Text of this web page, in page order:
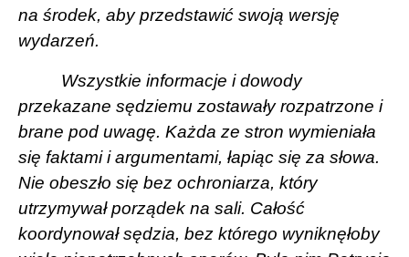
na środek, aby przedstawić swoją wersję
wydarzeń.
Wszystkie informacje i dowody
przekazane sędziemu zostawały rozpatrzone i
brane pod uwagę. Każda ze stron wymieniała
się faktami i argumentami, łapiąc się za słowa.
Nie obeszło się bez ochroniarza, który
utrzymywał porządek na sali. Całość
koordynował sędzia, bez którego wyniknęłoby